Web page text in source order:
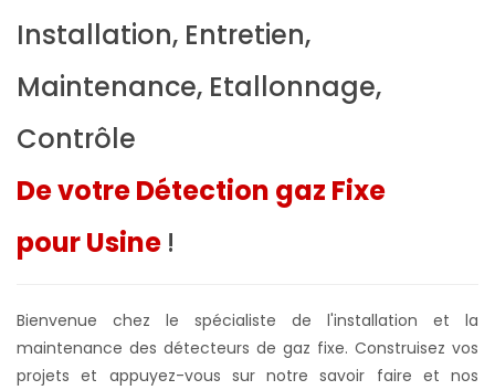
Installation, Entretien,
Maintenance, Etallonnage,
Contrôle
De votre Détection gaz Fixe
pour Usine !
Bienvenue chez le spécialiste de l'installation et la
maintenance des détecteurs de gaz fixe. Construisez vos
projets et appuyez-vous sur notre savoir faire et nos